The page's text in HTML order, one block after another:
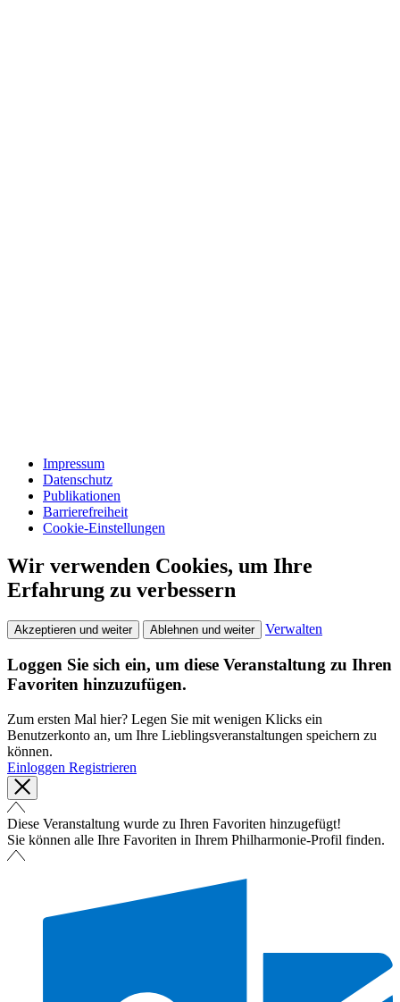
Impressum
Datenschutz
Publikationen
Barrierefreiheit
Cookie-Einstellungen
Wir verwenden Cookies, um Ihre
Erfahrung zu verbessern
Akzeptieren und weiter Ablehnen und weiter Verwalten
Loggen Sie sich ein, um diese Veranstaltung zu Ihren
Favoriten hinzuzufügen.
Zum ersten Mal hier? Legen Sie mit wenigen Klicks ein
Benutzerkonto an, um Ihre Lieblingsveranstaltungen speichern zu
können.
Einloggen Registrieren
Diese Veranstaltung wurde zu Ihren Favoriten hinzugefügt!
Sie können alle Ihre Favoriten in Ihrem Philharmonie-Profil finden.